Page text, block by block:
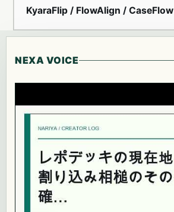
KyaraFlip / FlowAlign / CaseFlow
NEXA VOICE